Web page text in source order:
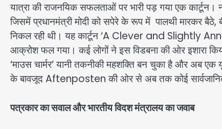
यात्रा की राजनयिक सफलताओं पर भारी पड़ गया एक
जिसमें प्रधानमंत्री मोदी को सपेरे के रूप में पालथी मारकर
निकल रही थी। यह कार्टून ‘A Clever and Slightly
आक्रोश फल गया। कई लोगों ने इस विडबना की ओर इशारा
‘माउस चार्मर’ यानी तकनीकी महशक्ति बन चुका है और अब एक
के बावजूद Aftenposten की ओर से अब तक कोई
पत्रकार का सवाल और भारतीय विदश मंत्रालय का जवाब